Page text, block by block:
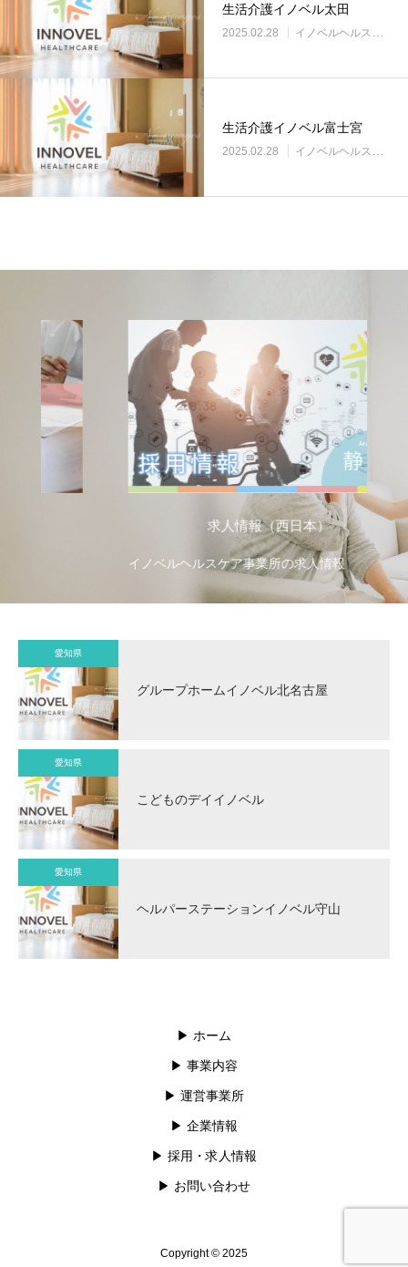
生活介護イノベル太田
2025.02.28 イノベルヘルスケア事業所
生活介護イノベル富士宮
2025.02.28 イノベルヘルスケア事業所
求人情報（西日本）
イノベルヘルスケア事業所の求人情報
愛知県
グループホームイノベル北名古屋
愛知県
こどものデイイノベル
愛知県
ヘルパーステーションイノベル守山
▶︎ ホーム
▶︎ 事業内容
▶︎ 運営事業所
▶︎ 企業情報
▶︎ 採用・求人情報
▶︎ お問い合わせ
Copyright © 2025